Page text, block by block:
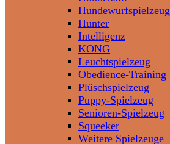
Hundewurfspielzeug
Hunter
Intelligenz
KONG
Leuchtspielzeug
Obedience-Training
Plüschspielzeug
Puppy-Spielzeug
Senioren-Spielzeug
Squeeker
Weitere Spielzeuge